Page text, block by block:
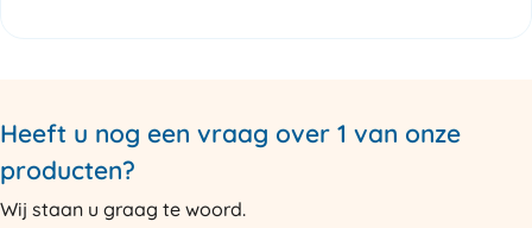
Heeft u nog een vraag over 1 van onze
producten?
Wij staan u graag te woord.